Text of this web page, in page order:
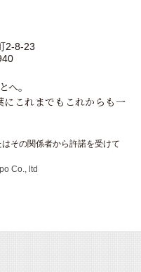
2-8-23
へ。
これまでもこれからも一
その関係者から許諾を受けて
Co., ltd